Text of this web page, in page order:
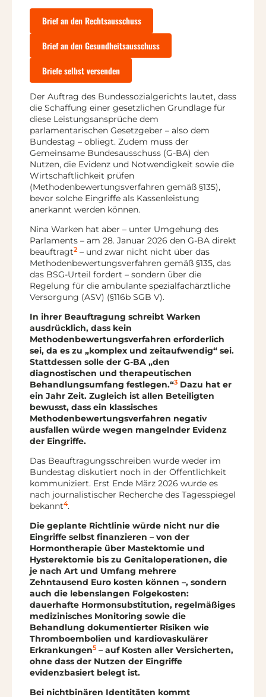
Brief an den Rechtsausschuss
Brief an den Gesundheitsausschuss
Briefe selbst versenden
Der Auftrag des Bundessozialgerichts lautet, dass
die Schaffung einer gesetzlichen Grundlage für
diese Leistungsansprüche dem
parlamentarischen Gesetzgeber – also dem
Bundestag – obliegt. Zudem muss der
Gemeinsame Bundesausschuss (G-BA) den
Nutzen, die Evidenz und Notwendigkeit sowie die
Wirtschaftlichkeit prüfen
(Methodenbewertungsverfahren gemäß §135),
bevor solche Eingriffe als Kassenleistung
anerkannt werden können.
Nina Warken hat aber – unter Umgehung des
Parlaments – am 28. Januar 2026 den G-BA direkt
beauftragt2 – und zwar nicht nicht über das
Methodenbewertungsverfahren gemäß §135, das
das BSG-Urteil fordert – sondern über die
Regelung für die ambulante spezialfachärztliche
Versorgung (ASV) (§116b SGB V).
In ihrer Beauftragung schreibt Warken
ausdrücklich, dass kein
Methodenbewertungsverfahren erforderlich
sei, da es zu „komplex und zeitaufwendig“ sei.
Stattdessen solle der G-BA „den
diagnostischen und therapeutischen
Behandlungsumfang festlegen.“3 Dazu hat er
ein Jahr Zeit. Zugleich ist allen Beteiligten
bewusst, dass ein klassisches
Methodenbewertungsverfahren negativ
ausfallen würde wegen mangelnder Evidenz
der Eingriffe.
Das Beauftragungsschreiben wurde weder im
Bundestag diskutiert noch in der Öffentlichkeit
kommuniziert. Erst Ende März 2026 wurde es
nach journalistischer Recherche des Tagesspiegel
bekannt4.
Die geplante Richtlinie würde nicht nur die
Eingriffe selbst finanzieren – von der
Hormontherapie über Mastektomie und
Hysterektomie bis zu Genitaloperationen, die
je nach Art und Umfang mehrere
Zehntausend Euro kosten können –, sondern
auch die lebenslangen Folgekosten:
dauerhafte Hormonsubstitution, regelmäßiges
medizinisches Monitoring sowie die
Behandlung dokumentierter Risiken wie
Thromboembolien und kardiovaskulärer
Erkrankungen5 – auf Kosten aller Versicherten,
ohne dass der Nutzen der Eingriffe
evidenzbasiert belegt ist.
Bei nichtbinären Identitäten kommt